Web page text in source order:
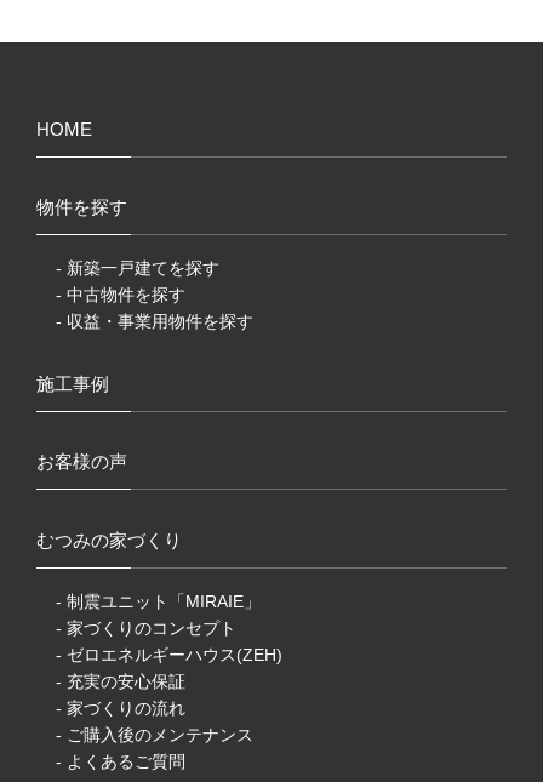
HOME
物件を探す
- 新築一戸建てを探す
- 中古物件を探す
- 収益・事業用物件を探す
施工事例
お客様の声
むつみの家づくり
- 制震ユニット「MIRAIE」
- 家づくりのコンセプト
- ゼロエネルギーハウス(ZEH)
- 充実の安心保証
- 家づくりの流れ
- ご購入後のメンテナンス
- よくあるご質問